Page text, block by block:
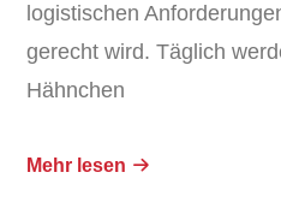
logistischen
gerecht wird. Täglich
Hähnchen
Mehr lesen